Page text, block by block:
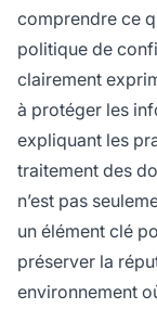
comprendre ce
politique de
clairement
à protéger les
expliquant les
traitement des
n’est pas
un élément clé
préserver la
environnement